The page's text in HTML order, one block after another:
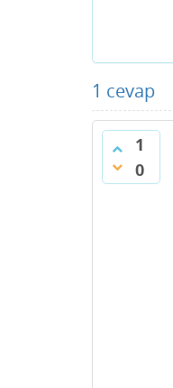
1 cevap
1
0